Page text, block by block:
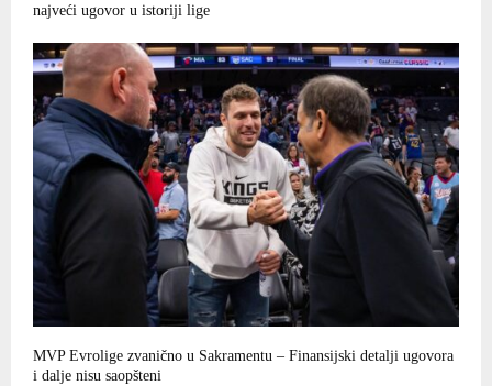
najveći ugovor u istoriji lige
MVP Evrolige zvanično u Sakramentu – Finansijski detalji ugovora
i dalje nisu saopšteni